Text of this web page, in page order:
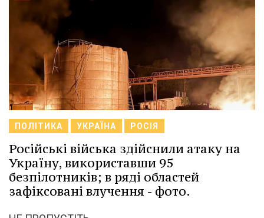
ПОЛІТИКА УКРАЇНА РОСІЯ
Російські війська здійснили атаку на
Україну, використавши 95
безпілотників; в ряді областей
зафіксовані влучення - фото.